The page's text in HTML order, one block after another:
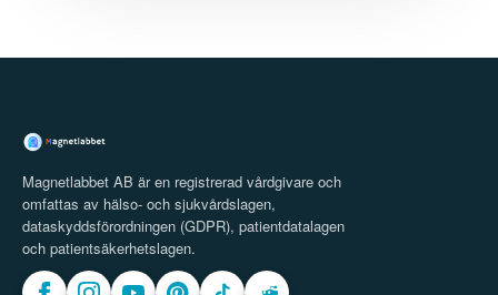
Magnetlabbet AB är en registrerad vårdgivare och
omfattas av hälso- och sjukvårdslagen,
dataskyddsförordningen (GDPR), patientdatalagen
och patientsäkerhetslagen.